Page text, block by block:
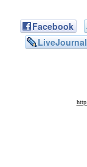
Facebook
LiveJournal